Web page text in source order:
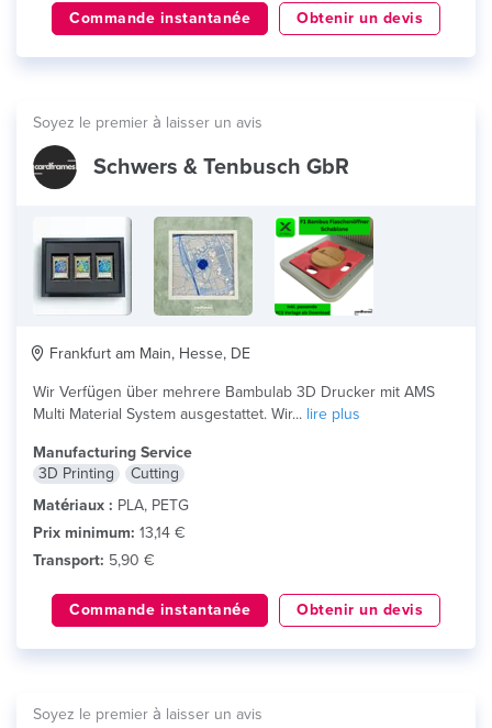
Commande instantanée Obtenir un devis
Soyez le premier à laisser un avis
Schwers & Tenbusch GbR
Frankfurt am Main, Hesse, DE
Wir Verfügen über mehrere Bambulab 3D Drucker mit AMS
Multi Material System ausgestattet. Wir... lire plus
Manufacturing Service
3D Printing
Cutting
Matériaux : PLA, PETG
Prix minimum: 13,14 €
Transport: 5,90 €
Commande instantanée Obtenir un devis
Soyez le premier à laisser un avis